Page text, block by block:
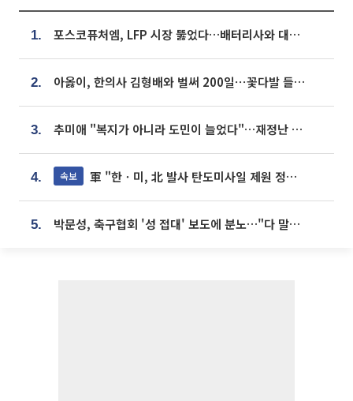
1. 포스코퓨처엠, LFP 시장 뚫었다…배터리사와 대규모 장기 공급 합의
2. 아옳이, 한의사 김형배와 벌써 200일⋯꽃다발 들고 "프러포즈 아냐"
3. 추미애 "복지가 아니라 도민이 늘었다"…재정난 책임론 정면돌파
4. 속보 軍 "한ㆍ미, 北 발사 탄도미사일 제원 정밀분석 중"
5. 박문성, 축구협회 '성 접대' 보도에 분노…"다 말아먹으려고 작정했나"